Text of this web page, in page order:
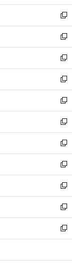
開
く
ウ
で
開
く
ン
ド
ウ
で
開
く
し
い
ウ
ィ
ン
ド
ウ
で
開
く
新
し
い
ウ
ィ
ン
ド
ウ
で
開
く
新
し
い
ウ
ィ
ン
ド
ウ
で
開
く
新
し
い
ウ
ィ
ン
ド
ウ
で
開
く
新
し
い
ウ
ィ
ン
ド
ウ
で
開
く
新
し
い
ウ
ィ
ン
ド
ウ
で
開
く
新
し
い
ウ
ィ
ン
ド
ウ
で
開
く
新
し
い
ウ
ィ
ン
ド
ウ
で
開
新
し
い
ウ
ィ
ン
ド
ウ
開
新
し
い
ウ
ィ
ン
ウ
新
し
い
ウ
ン
新
し